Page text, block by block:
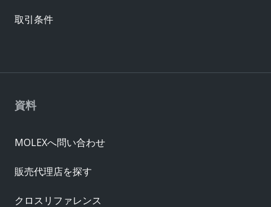
資料
MOLEXへ問い合わせ
販売代理店を探す
クロスリファレンス
取引条件